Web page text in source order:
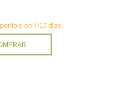
en 7/10 días.